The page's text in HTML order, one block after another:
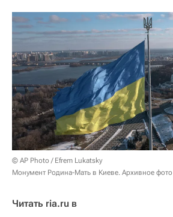
© AP Photo / Efrem Lukatsky
Монумент Родина-Мать в Киеве. Архивное фото
Читать ria.ru в